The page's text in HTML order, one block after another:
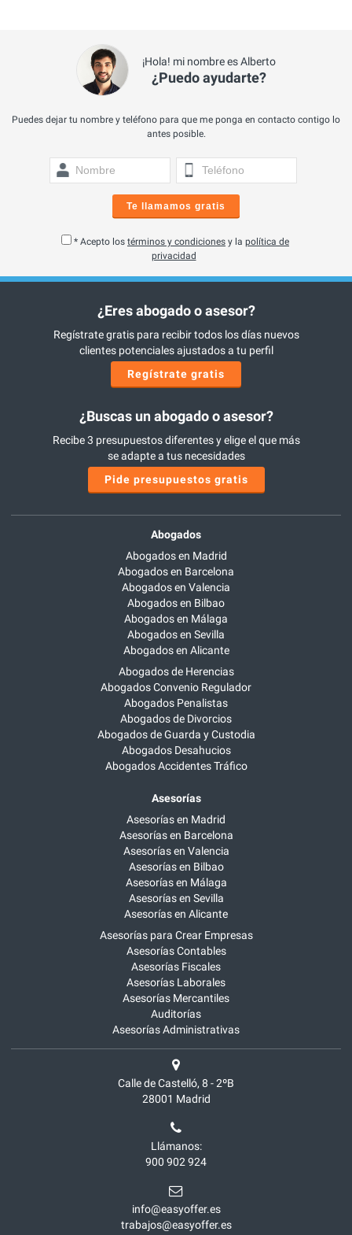
¡Hola! mi nombre es Alberto
¿Puedo ayudarte?
Puedes dejar tu nombre y teléfono para que me ponga en contacto contigo lo
antes posible.
Te llamamos gratis
* Acepto los términos y condiciones y la política de
privacidad
¿Eres abogado o asesor?
Regístrate gratis para recibir todos los días nuevos
clientes potenciales ajustados a tu perfil
Regístrate gratis
¿Buscas un abogado o asesor?
Recibe 3 presupuestos diferentes y elige el que más
se adapte a tus necesidades
Pide presupuestos gratis
Abogados
Abogados en Madrid
Abogados en Barcelona
Abogados en Valencia
Abogados en Bilbao
Abogados en Málaga
Abogados en Sevilla
Abogados en Alicante
Abogados de Herencias
Abogados Convenio Regulador
Abogados Penalistas
Abogados de Divorcios
Abogados de Guarda y Custodia
Abogados Desahucios
Abogados Accidentes Tráfico
Asesorías
Asesorías en Madrid
Asesorías en Barcelona
Asesorías en Valencia
Asesorías en Bilbao
Asesorías en Málaga
Asesorías en Sevilla
Asesorías en Alicante
Asesorías para Crear Empresas
Asesorías Contables
Asesorías Fiscales
Asesorías Laborales
Asesorías Mercantiles
Auditorías
Asesorías Administrativas
Calle de Castelló, 8 - 2ºB
28001 Madrid
Llámanos:
900 902 924
info@easyoffer.es
trabajos@easyoffer.es